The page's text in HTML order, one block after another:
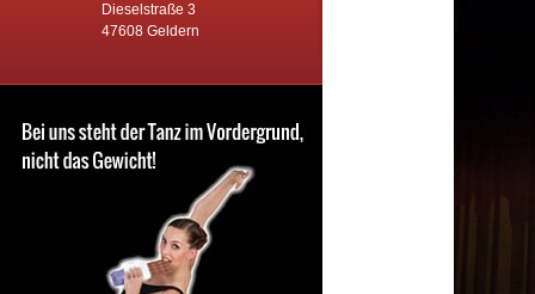
Dieselstraße 3
47608 Geldern